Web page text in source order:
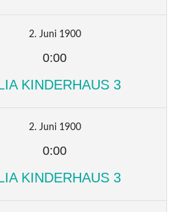
2. Juni 1900
0:00
KINDERHAUS 3
2. Juni 1900
0:00
KINDERHAUS 3